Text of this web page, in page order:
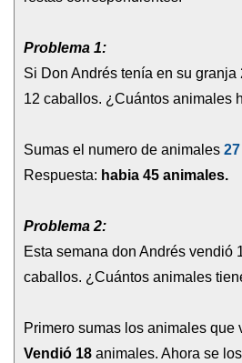
Problema 1:
Si Don Andrés tenía en su granja
12 caballos. ¿Cuántos animales
Sumas el numero de animales
Respuesta: habia 45 animales.
Problema 2:
Esta semana don Andrés vendió
caballos. ¿Cuántos animales
Primero sumas los animales que
Vendió 18 animales. Ahora se